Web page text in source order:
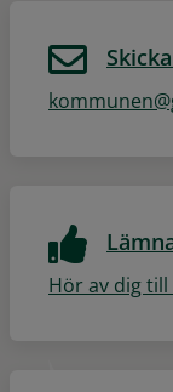
Hör av dig till